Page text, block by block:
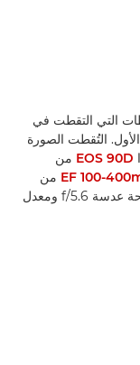
التي التقطت في
التُقطت الصورة
EOS 90D من
EF 100- من
Canon مقاس 400 مم بسرعة 1/‏320 ثانية وفتحة عدسة f/5.6 ومعدل